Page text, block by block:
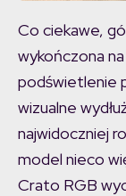
Co ciekawe,
wykończona
podświetlenie
wizualne
najwidoczniej
model nieco
Crato RGB